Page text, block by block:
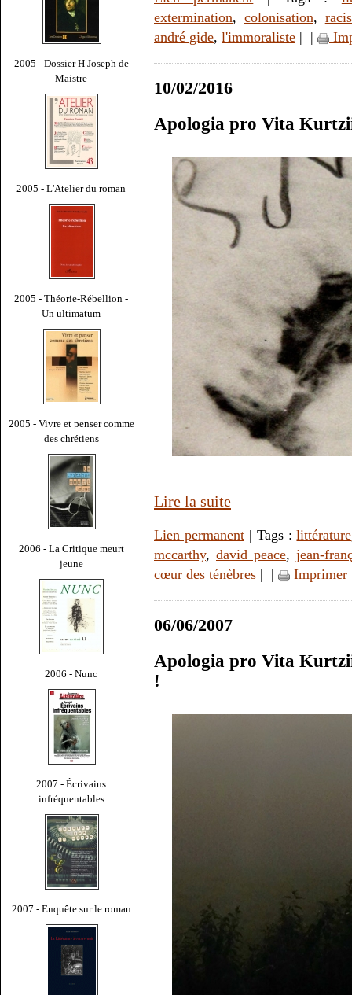
2005 - Dossier H Joseph de
Maistre
2005 - L'Atelier du roman
2005 - Théorie-Rébellion -
Un ultimatum
2005 - Vivre et penser comme
des chrétiens
2006 - La Critique meurt
jeune
2006 - Nunc
2007 - Écrivains
infréquentables
2007 - Enquête sur le roman
extermination, colonisation,
andré gide, l'immoraliste | |
10/02/2016
Apologia pro Vita
Lire la suite
Lien permanent| Tags :littérature
mccarthy, david peace, jean-
cœur des ténèbres | | Imprimer
06/06/2007
Apologia pro Vita
!